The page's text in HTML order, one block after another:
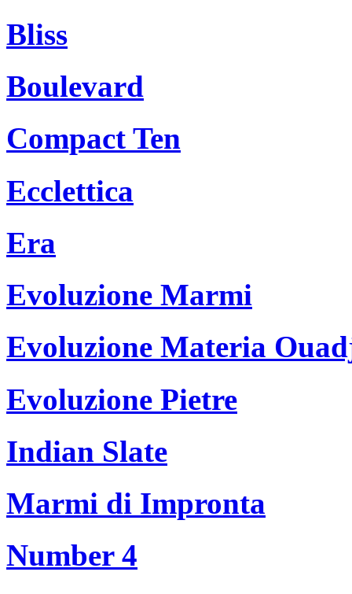
Bliss
Boulevard
Compact Ten
Ecclettica
Era
Evoluzione Marmi
Evoluzione Materia
Evoluzione Pietre
Indian Slate
Marmi di Impronta
Number 4